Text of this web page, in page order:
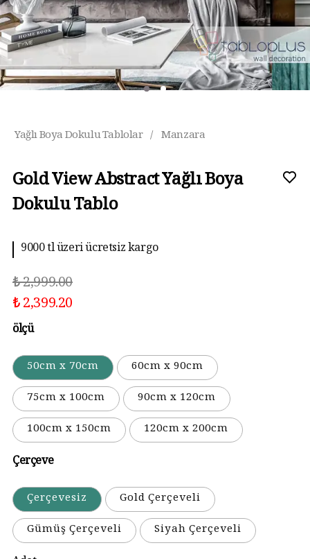
Yağlı Boya Dokulu Tablolar / Manzara
Gold View Abstract Yağlı Boya
Dokulu Tablo
10 aya kadar taksit imkanı
₺ 2,999.00
₺ 2,399.20
ölçü
50cm x 70cm
60cm x 90cm
75cm x 100cm
90cm x 120cm
100cm x 150cm
120cm x 200cm
Çerçeve
Çerçevesiz
Gold Çerçeveli
Gümüş Çerçeveli
Siyah Çerçeveli